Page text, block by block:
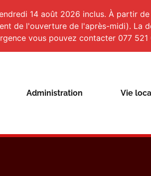
Administration Vie
14 août 2026 inclus. À partir
de l'ouverture de l'après-midi). La
vous pouvez contacter 077 521